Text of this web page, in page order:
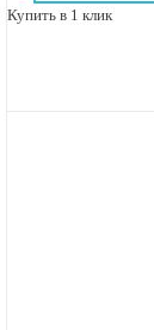
Купить в 1 клик